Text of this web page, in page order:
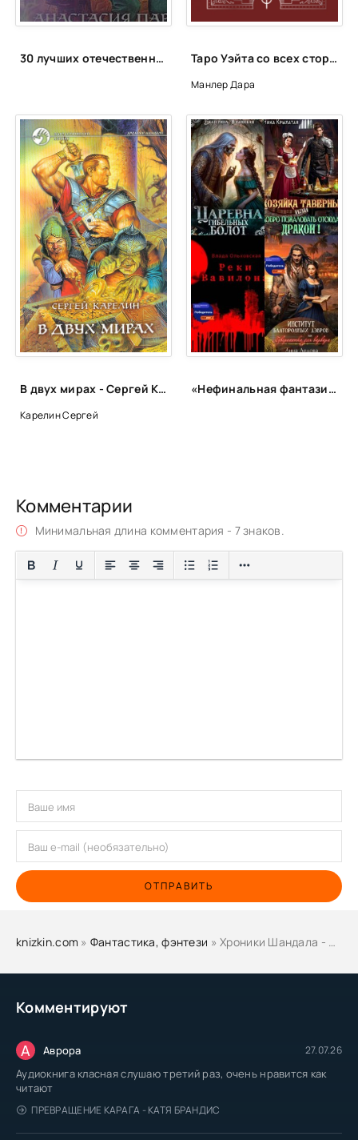
Комментируют
А Аврора 27.07.26
Аудиокнига класная слушаю третий раз, очень нравится как
читают
ПРЕВРАЩЕНИЕ КАРАГА - КАТЯ БРАНДИС
30 лучших отечественных фэнтези циклов Таро Уэйта со всех сторон. Глубинное значение прямых и перевернутых карт - Дара Манлер
Манлер Дара
В двух мирах - Сергей Карелин
Карелин Сергей
«Нефинальная фантазия»: лонг-лист
Комментарии
Минимальная длина комментария - 7 знаков.
ОТПРАВИТЬ
knizkin.com » Фантастика, фэнтези » Хроники Шандала - Сергей Карелин